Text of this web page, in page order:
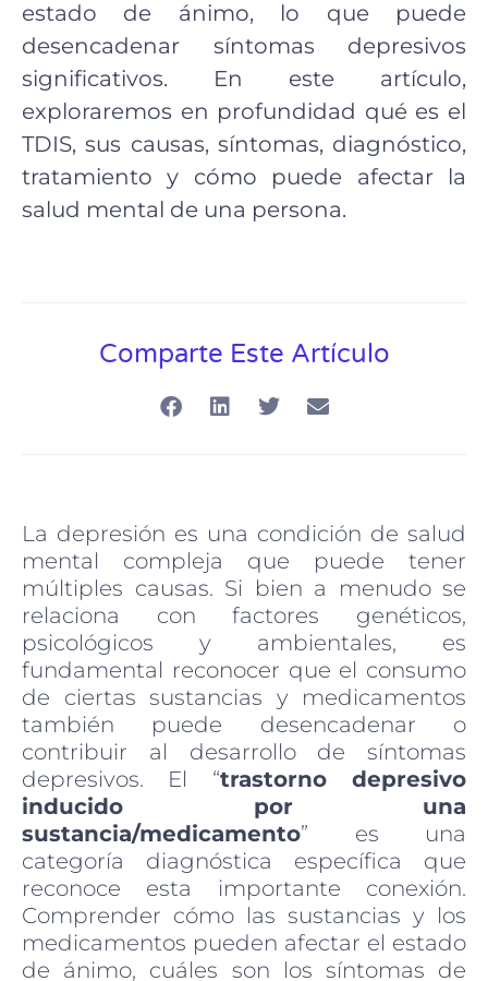
estado de ánimo, lo que puede
desencadenar síntomas depresivos
significativos. En este artículo,
exploraremos en profundidad qué es el
TDIS, sus causas, síntomas, diagnóstico,
tratamiento y cómo puede afectar la
salud mental de una persona.
Comparte Este Artículo
La depresión es una condición de salud
mental compleja que puede tener
múltiples causas. Si bien a menudo se
relaciona con factores genéticos,
psicológicos y ambientales, es
fundamental reconocer que el consumo
de ciertas sustancias y medicamentos
también puede desencadenar o
contribuir al desarrollo de síntomas
depresivos. El “trastorno depresivo
inducido por una
sustancia/medicamento” es una
categoría diagnóstica específica que
reconoce esta importante conexión.
Comprender cómo las sustancias y los
medicamentos pueden afectar el estado
de ánimo, cuáles son los síntomas de